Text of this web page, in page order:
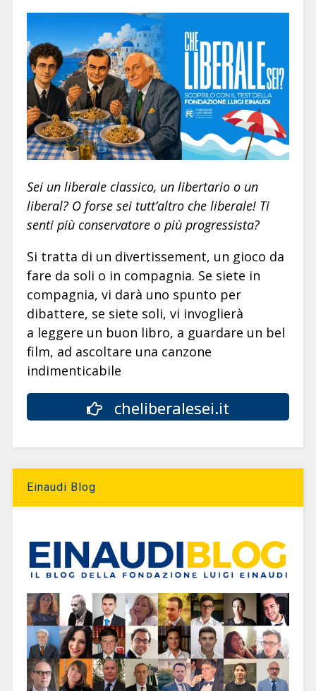
Sei un liberale classico, un libertario o un
liberal? O forse sei tutt’altro che liberale! Ti
senti più conservatore o più progressista?
Si tratta di un divertissement, un gioco da
fare da soli o in compagnia. Se siete in
compagnia, vi darà uno spunto per
dibattere, se siete soli, vi invoglierà
a leggere un buon libro, a guardare un bel
film, ad ascoltare una canzone
indimenticabile
cheliberalesei.it
Einaudi Blog